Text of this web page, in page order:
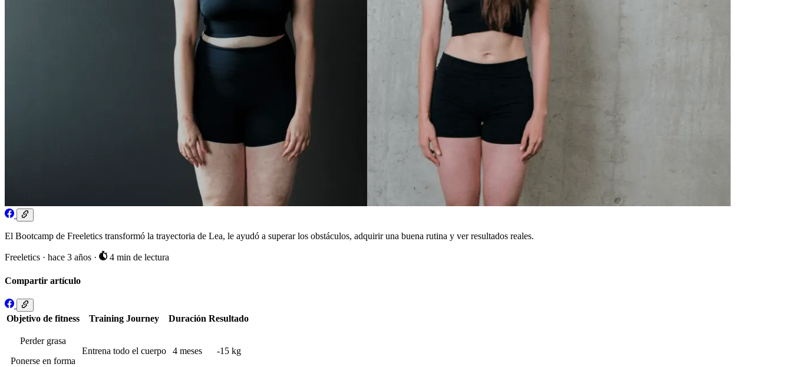
El Bootcamp de Freeletics transformó la trayectoria de Lea, le ayudó a superar los obstáculos, adquirir una buena rutina y ver resultados reales.
Freeletics · hace 3 años · 4 min de lectura
Compartir artículo
Objetivo de fitness Training Journey Duración Resultado
Perder grasa
Ponerse en forma
Entrena todo el cuerpo 4 meses -15 kg